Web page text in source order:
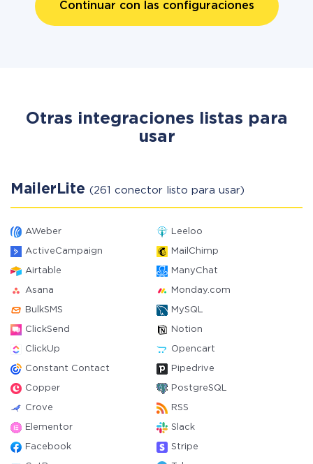
Continuar con las configuraciones
Otras integraciones listas para
usar
MailerLite (261 conector listo para usar)
AWeber Leeloo
ActiveCampaign MailChimp
Airtable ManyChat
Asana Monday.com
BulkSMS MySQL
ClickSend Notion
ClickUp Opencart
Constant Contact Pipedrive
Copper PostgreSQL
Crove RSS
Elementor Slack
Facebook Stripe